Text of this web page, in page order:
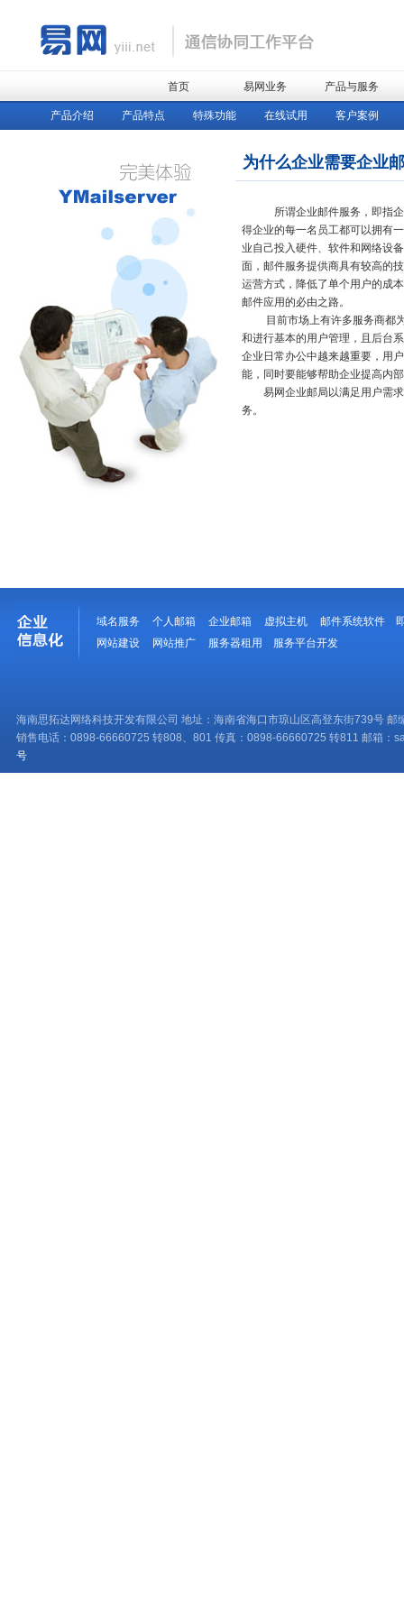
首页 易网业务 产品与服务
产品介绍 产品特点 特殊功能 在线试用 客户案例
为什么企业需要企业
所谓企业邮件服务，即指企业
得企业的每一名员工都可以拥有
业自己投入硬件、软件和网络设
面，邮件服务提供商具有较高的
运营方式，降低了单个用户的成
邮件应用的必由之路。
目前市场上有许多服务商都为
和进行基本的用户管理，且后台
企业日常办公中越来越重要，用
能，同时要能够帮助企业提高内
易网企业邮局以满足用户需求
务。
域名服务 个人邮箱 企业邮箱 虚拟主机 邮件系统软件
网站建设
网站推广 服务器租用 服务平台开发
海南思拓达网络科技开发有限公司 地址：海南省海口市琼山区高登东街739号 邮
销售电话：0898-66660725 转808、801 传真：0898-66660725 转811 邮箱：
号